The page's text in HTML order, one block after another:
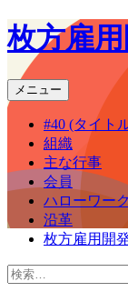
枚方雇
メニュー コ
テ
ン
ツ
へ
ス
キ
ッ
#40 (タイト
組織
主な行事
会員
ハローワー
沿革
枚方雇用開
検